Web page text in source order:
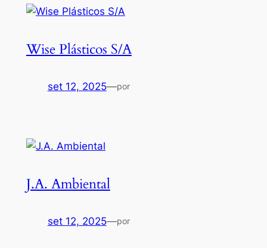
Wise Plásticos S/A
set 12, 2025—por
J.A. Ambiental
set 12, 2025—por